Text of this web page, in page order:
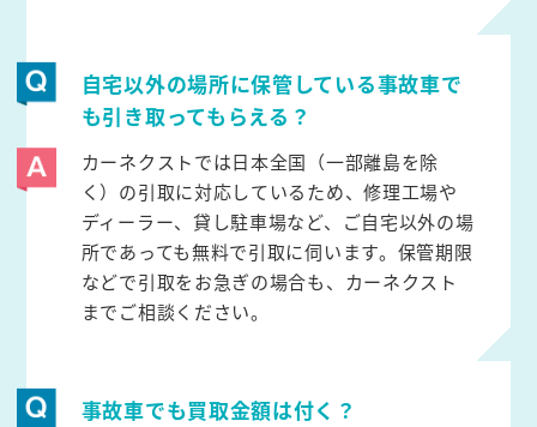
自宅以外の場所に保管している事故車で
も引き取ってもらえる？
カーネクストでは日本全国（一部離島を除
く）の引取に対応しているため、修理工場や
ディーラー、貸し駐車場など、ご自宅以外の場
所であっても無料で引取に伺います。保管期限
などで引取をお急ぎの場合も、カーネクスト
までご相談ください。
事故車でも買取金額は付く？